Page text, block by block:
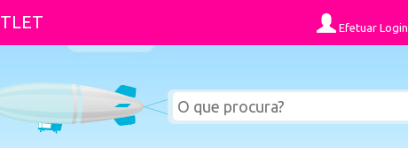
Efetuar Login